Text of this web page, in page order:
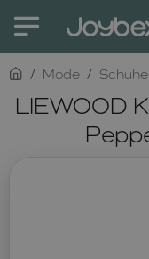
LIEWOOD
homeMode Schuhe